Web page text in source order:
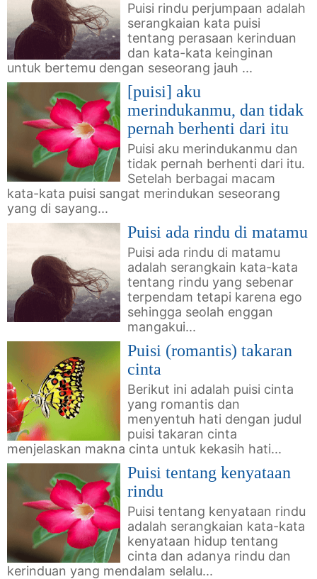
Puisi rindu perjumpaan adalah
serangkaian kata puisi
tentang perasaan kerinduan
dan kata-kata keinginan
untuk bertemu dengan seseorang jauh ...
[puisi] aku
merindukanmu, dan tidak
pernah berhenti dari itu
Puisi aku merindukanmu dan
tidak pernah berhenti dari itu.
Setelah berbagai macam
kata-kata puisi sangat merindukan seseorang
yang di sayang...
Puisi ada rindu di matamu
Puisi ada rindu di matamu
adalah serangkain kata-kata
tentang rindu yang sebenar
terpendam tetapi karena ego
sehingga seolah enggan
mangakui...
Puisi (romantis) takaran
cinta
Berikut ini adalah puisi cinta
yang romantis dan
menyentuh hati dengan judul
puisi takaran cinta
menjelaskan makna cinta untuk kekasih hati...
Puisi tentang kenyataan
rindu
Puisi tentang kenyataan rindu
adalah serangkaian kata-kata
kenyataan hidup tentang
cinta dan adanya rindu dan
kerinduan yang mendalam selalu...